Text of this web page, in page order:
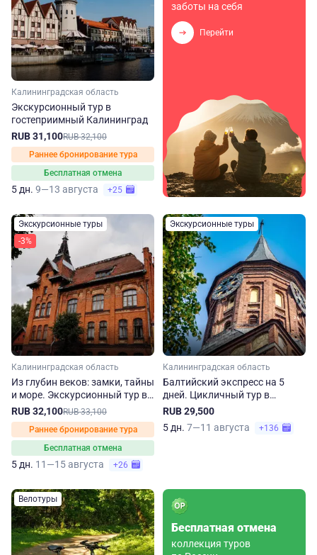
Калининградская область
Экскурсионный тур в
гостеприимный Калининград
RUB 31,100RUB 32,100
Раннее бронирование тура
Бесплатная отмена
5 дн. 9—13 августа +25
заботы на себя
Перейти
Экскурсионные туры
-3%
Калининградская область
Из глубин веков: замки, тайны
и море. Экскурсионный тур в
Калининград
RUB 32,100RUB 33,100
Раннее бронирование тура
Бесплатная отмена
5 дн. 11—15 августа +26
Экскурсионные туры
Калининградская область
Балтийский экспресс на 5
дней. Цикличный тур в
Калининград
RUB 29,500
5 дн. 7—11 августа +136
Велотуры
Бесплатная отмена
коллекция туров